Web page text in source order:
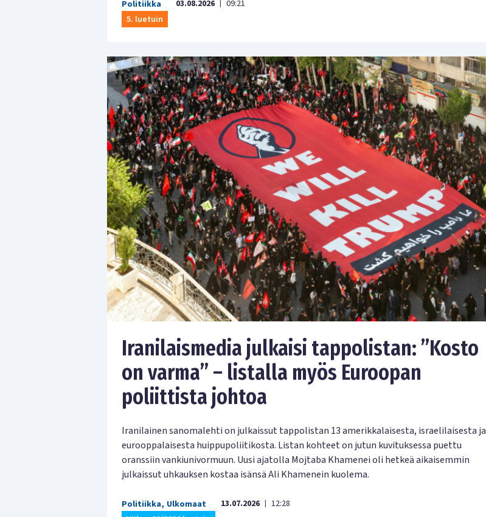
Politiikka 03.08.2026 | 09:21
5. luetuin
Iranilaismedia julkaisi tappolistan: ”Kosto
on varma” – listalla myös Euroopan
poliittista johtoa
Iranilainen sanomalehti on julkaissut tappolistan 13 amerikkalaisesta, israelilaisesta ja
eurooppalaisesta huippupoliitikosta. Listan kohteet on jutun kuvituksessa puettu
oranssiin vankiunivormuun. Uusi ajatolla Mojtaba Khamenei oli hetkeä aikaisemmin
julkaissut uhkauksen kostaa isänsä Ali Khamenein kuolema.
Politiikka, Ulkomaat 13.07.2026 | 12:28